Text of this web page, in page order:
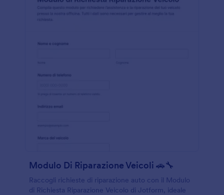
Modulo Di Riparazione Veicoli 🚗🔧
Raccogli richieste di riparazione auto con il Modulo
di Richiesta Riparazione Veicolo di Jotform, ideale